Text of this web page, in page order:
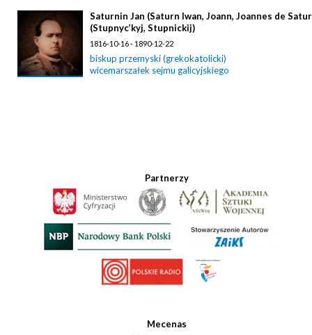
Saturnin Jan (Saturn Iwan, Joann, Joannes de
(Stupnyc’kyj, Stupnickij)
1816-10-16 - 1890-12-22
biskup przemyski (grekokatolicki)
wicemarszałek sejmu galicyjskiego
Partnerzy
Mecenas